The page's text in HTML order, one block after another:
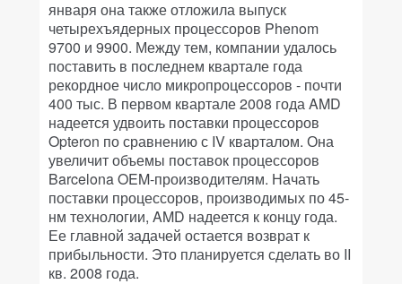
января она также отложила выпуск
четырехъядерных процессоров Phenom
9700 и 9900. Между тем, компании удалось
поставить в последнем квартале года
рекордное число микропроцессоров - почти
400 тыс. В первом квартале 2008 года AMD
надеется удвоить поставки процессоров
Opteron по сравнению с IV кварталом. Она
увеличит объемы поставок процессоров
Barcelona OEM-производителям. Начать
поставки процессоров, производимых по 45-
нм технологии, AMD надеется к концу года.
Ее главной задачей остается возврат к
прибыльности. Это планируется сделать во II
кв. 2008 года.